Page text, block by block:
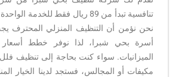
تنافسية تبدأ من 89 ريال فقط
نحن نؤمن أن التنظيف المنزلي المحترف
أسرة بحي شبرا، لذا نوفر خطط أسعار
الميزانيات. سواء كنت بحاجة إلى تنظيف
مكيفات أو المجالس، فستجد لدينا الخيار